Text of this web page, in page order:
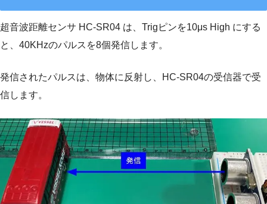
超音波距離センサ HC-SR04 は、Trigピンを10μs High にする
と、40KHzのパルスを8個発信します。
発信されたパルスは、物体に反射し、HC-SR04の受信器で受
信します。